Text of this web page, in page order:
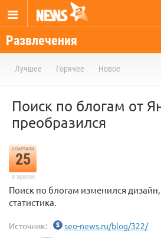
Развлечения
Лучшее Горячее Новое
Поиск по блогам от
преобразился
отметили
25
в архиве
Поиск по блогам изменился
статистика.
Источник: seo-news.ru/blog/322/